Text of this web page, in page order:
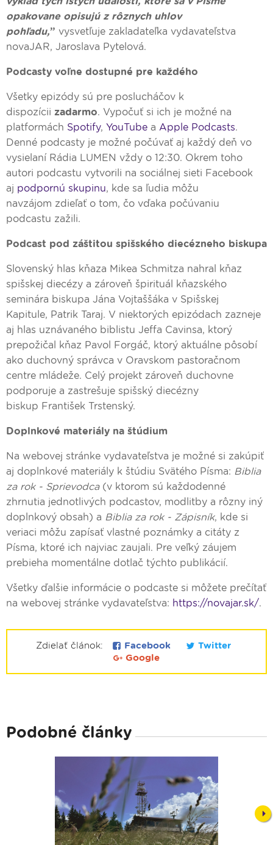
opakovane opisujú z rôznych uhlov
pohľadu,” vysvetľuje zakladateľka vydavateľstva
novaJAR, Jaroslava Pytelová.
Podcasty voľne dostupné pre každého
Všetky epizódy sú pre poslucháčov k
dispozícii zadarmo. Vypočuť si ich je možné na
platformách Spotify, YouTube a Apple Podcasts.
Denné podcasty je možné počúvať aj každý deň vo
vysielaní Rádia LUMEN vždy o 12:30. Okrem toho
autori podcastu vytvorili na sociálnej sieti Facebook
aj podpornú skupinu, kde sa ľudia môžu
navzájom zdieľať o tom, čo vďaka počúvaniu
podcastu zažili.
Podcast pod záštitou spišského diecézneho biskupa
Slovenský hlas kňaza Mikea Schmitza nahral kňaz
spišskej diecézy a zároveň špirituál kňazského
seminára biskupa Jána Vojtaššáka v Spišskej
Kapitule, Patrik Taraj. V niektorých epizódach zazneje
aj hlas uznávaného biblistu Jeffa Cavinsa, ktorý
prepožičal kňaz Pavol Forgáč, ktorý aktuálne pôsobí
ako duchovný správca v Oravskom pastoračnom
centre mládeže. Celý projekt zároveň duchovne
podporuje a zastrešuje spišský diecézny
biskup František Trstenský.
Doplnkové materiály na štúdium
Na webovej stránke vydavateľstva je možné si zakúpiť
aj doplnkové materiály k štúdiu Svätého Písma: Biblia
za rok - Sprievodca(v ktorom sú každodenné
zhrnutia jednotlivých podcastov, modlitby a rôzny iný
doplnkový obsah) a Biblia za rok - Zápisník, kde si
veriaci môžu zapísať vlastné poznámky a citáty z
Písma, ktoré ich najviac zaujali. Pre veľký záujem
prebieha momentálne dotlač týchto publikácií.
Všetky ďalšie informácie o podcaste si môžete prečítať
na webovej stránke vydavateľstva: https://novajar.sk/.
Zdielať článok: Facebook
Twitter
Google
Podobné články